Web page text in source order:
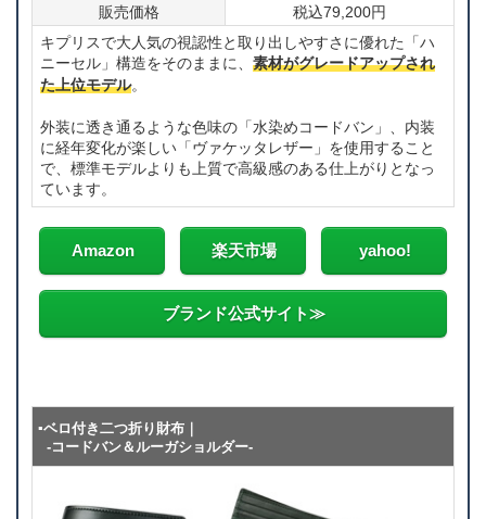
販売価格
税込79,200円
キプリスで大人気の視認性と取り出しやすさに優れた「ハ
ニーセル」構造をそのままに、 素材がグレードアップされ
た上位モデル。
外装に透き通るような色味の「水染めコードバン」、内装
に経年変化が楽しい「ヴァケッタレザー」を使用すること
で、標準モデルよりも上質で高級感のある仕上がりとなっ
ています。
Amazon 楽天市場 yahoo!
ブランド公式サイト≫
▪ベロ付き二つ折り財布｜
-コードバン＆ルーガショルダー-